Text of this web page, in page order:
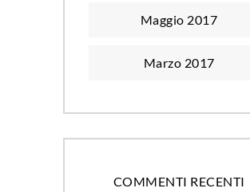
Maggio 2017
Marzo 2017
COMMENTI RECENTI